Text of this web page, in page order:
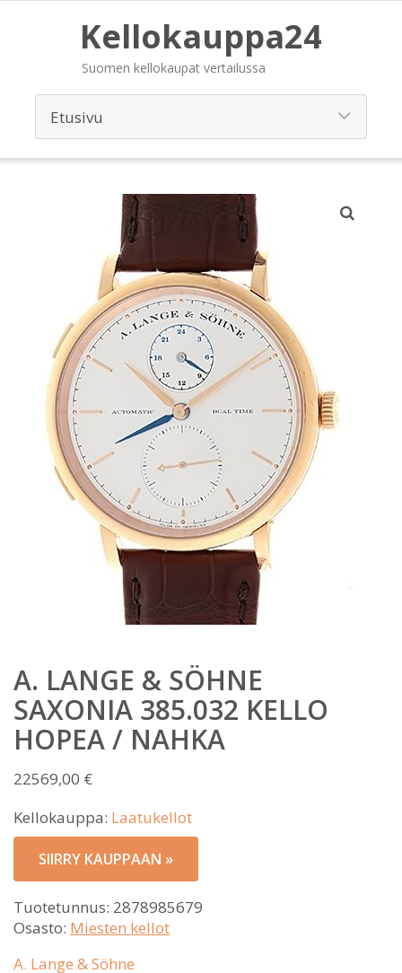
Kellokauppa24
Suomen kellokaupat vertailussa
A. LANGE & SÖHNE
SAXONIA 385.032 KELLO
HOPEA / NAHKA
22569,00 €
Kellokauppa: Laatukellot
SIIRRY KAUPPAAN »
Tuotetunnus: 2878985679
Osasto: Miesten kellot
A. Lange & Söhne